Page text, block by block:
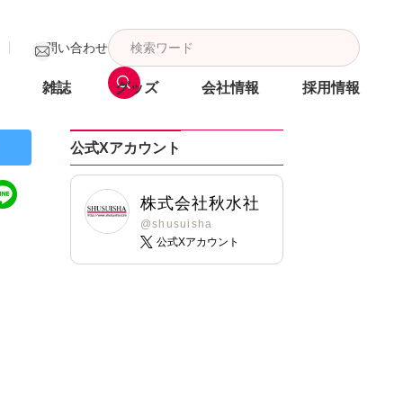
お問い合わせ
雑誌 グッズ 会社情報 採用情報
公式Xアカウント
株式会社秋水社
@shusuisha
公式Xアカウント